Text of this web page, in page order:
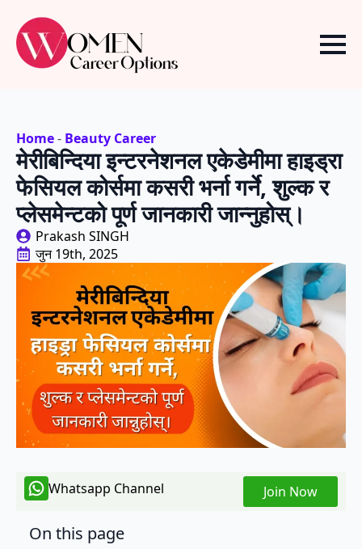
Home- Beauty Career
मेरीबिन्दिया इन्टरनेशनल एकेडेमीमा हाइड्रा
फेसियल कोर्समा कसरी भर्ना गर्ने, शुल्क र
प्लेसमेन्टको पूर्ण जानकारी जान्नुहोस्।
Prakash SINGH
जुन 19th, 2025
Whatsapp Channel Join Now
On this page